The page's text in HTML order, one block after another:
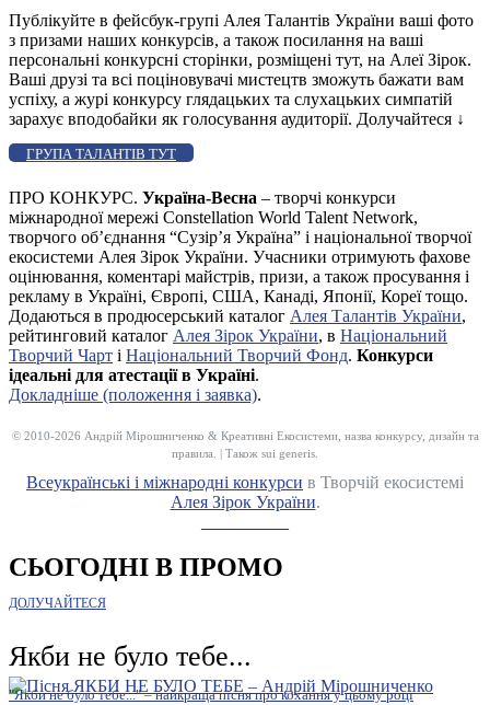
Публікуйте в фейсбук-групі Алея Талантів України ваші фото
з призами наших конкурсів, а також посилання на ваші
персональні конкурсні сторінки, розміщені тут, на Алеї Зірок.
Ваші друзі та всі поціновувачі мистецтв зможуть бажати вам
успіху, а журі конкурсу глядацьких та слухацьких симпатій
зарахує вподобайки як голосування аудиторії. Долучайтеся ↓
ГРУПА ТАЛАНТІВ ТУТ
ПРО КОНКУРС. Україна-Весна – творчі конкурси
міжнародної мережі Constellation World Talent Network,
творчого об’єднання “Сузір’я Україна” і національної творчої
екосистеми Алея Зірок України. Учасники отримують фахове
оцінювання, коментарі майстрів, призи, а також просування і
рекламу в Україні, Європі, США, Канаді, Японії, Кореї тощо.
Додаються в продюсерський каталог Алея Талантів України,
рейтинговий каталог Алея Зірок України, в Національний
Творчий Чарт і Національний Творчий Фонд. Конкурси
ідеальні для атестації в Україні.
Докладніше (положення і заявка).
© 2010-2026 Андрій Мірошниченко & Креативні Екосистеми, назва конкурсу, дизайн та
правила. | Також sui generis.
Всеукраїнські і міжнародні конкурси в Творчій екосистемі
Алея Зірок України.
СЬОГОДНІ В ПРОМО
ДОЛУЧАЙТЕСЯ
Якби не було тебе...
"Якби не було тебе..." – найкраща пісня про кохання у цьому році